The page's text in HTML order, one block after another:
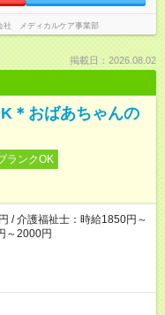
社 メディカルケア事業部
掲載日：2026.08.02
＊おばあちゃんの
ランクOK
/ 介護福祉士：時給1850円～
～2000円